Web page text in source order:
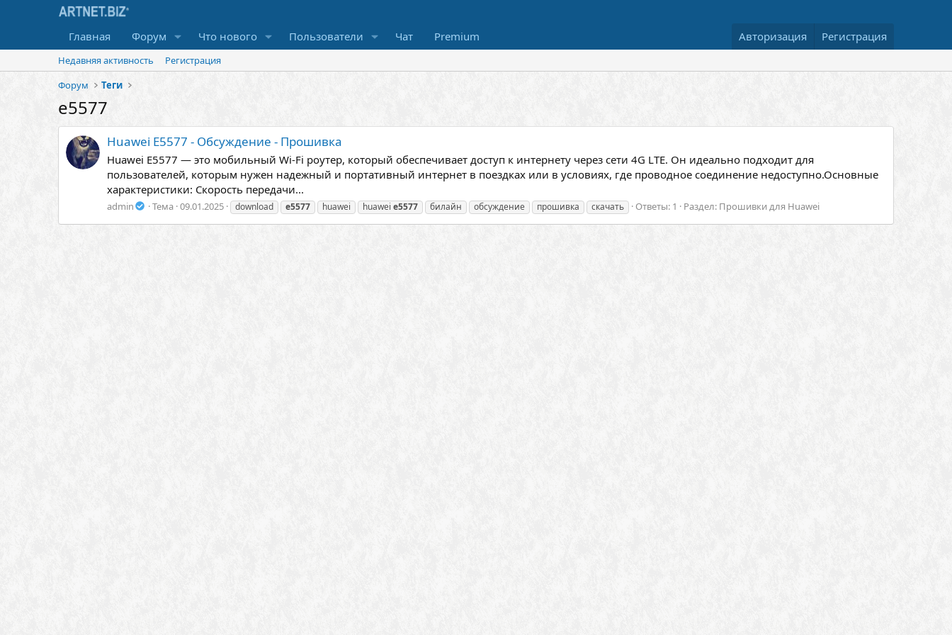
Главная Форум Что нового Пользователи Чат Premium Авторизация Регистрация
Недавняя активность
Регистрация
Форум
Теги
e5577
Huawei E5577 - Обсуждение - Прошивка
Huawei E5577 — это мобильный Wi-Fi роутер, который обеспечивает доступ к интернету через сети 4G LTE. Он идеально подходит для
пользователей, которым нужен надежный и портативный интернет в поездках или в условиях, где проводное соединение недоступно.Основные
характеристики: Скорость передачи...
admin Тема 09.01.2025 download e5577 huawei huawei e5577 билайн обсуждение прошивка скачать Ответы: 1 Раздел: Прошивки для Huawei